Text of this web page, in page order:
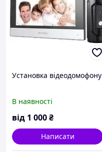
Установка відеодомофону
В наявності
від 1 000₴
Написати